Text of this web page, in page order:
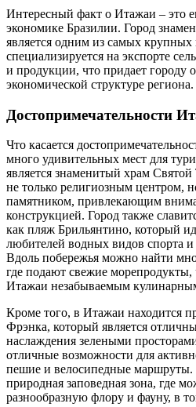
Интересный факт о Итажаи – это
экономике Бразилии. Город
является одним из самых
специализируется на экспорте
и продукции, что придает городу
экономической структуре региона.
Достопримечательности
Что касается
много удивительных мест для
является знаменитый храм Святой
не только религиозным центром,
памятником, привлекающим
конструкцией. Город также
как пляж Брильянтино, который
любителей водных видов спорта
Вдоль побережья можно найти
где подают свежие морепродукты,
Итажаи незабываемым
Кроме того, в Итажаи находится
Фрэнка, который является
наслаждения зелеными
отличные возможности для
пешие и велосипедные маршруты.
природная заповедная зона, где
разнообразную флору и фауну, в